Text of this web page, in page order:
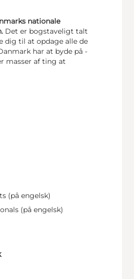
nationale
Det er bogstaveligt talt
dig til at opdage alle de
har at byde på -
masser af ting at
(på engelsk)
(på engelsk)